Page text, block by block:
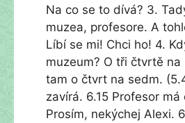
Na co se to dívá? 3.
muzea, profesore. A
Líbí se mi! Chci ho! 4.
muzeum? O tři čtvrtě na
tam o čtvrt na sedm.
zavírá. 6.15 Profesor
Prosím, nekýchej Alexi.